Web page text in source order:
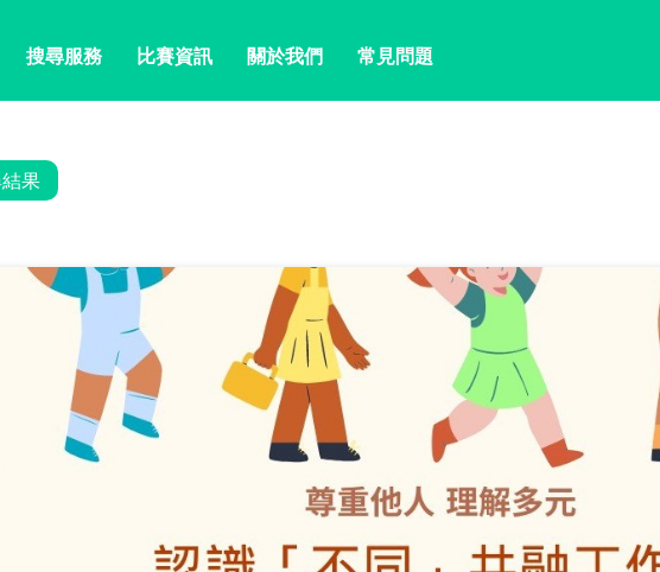
搜尋服務 比賽資訊 關於我們 常見問題
果